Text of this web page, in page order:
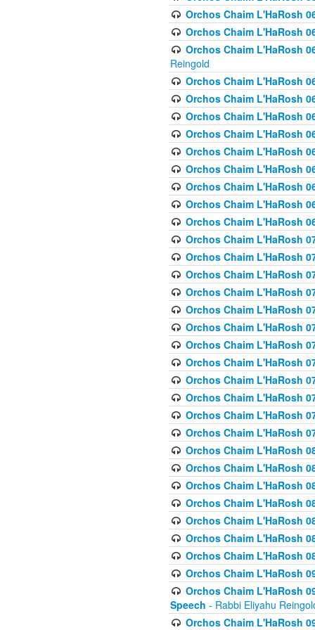
Orchos Chaim L'HaRosh
Orchos Chaim L'HaRosh
Orchos Chaim L'HaRosh
Reingold
Orchos Chaim L'HaRosh
Orchos Chaim L'HaRosh
Orchos Chaim L'HaRosh
Orchos Chaim L'HaRosh
Orchos Chaim L'HaRosh
Orchos Chaim L'HaRosh
Orchos Chaim L'HaRosh
Orchos Chaim L'HaRosh
Orchos Chaim L'HaRosh
Orchos Chaim L'HaRosh
Orchos Chaim L'HaRosh
Orchos Chaim L'HaRosh
Orchos Chaim L'HaRosh
Orchos Chaim L'HaRosh
Orchos Chaim L'HaRosh
Orchos Chaim L'HaRosh
Orchos Chaim L'HaRosh
Orchos Chaim L'HaRosh
Orchos Chaim L'HaRosh
Orchos Chaim L'HaRosh
Orchos Chaim L'HaRosh
Orchos Chaim L'HaRosh
Orchos Chaim L'HaRosh
Orchos Chaim L'HaRosh
Orchos Chaim L'HaRosh
Orchos Chaim L'HaRosh
Orchos Chaim L'HaRosh
Orchos Chaim L'HaRosh
Orchos Chaim L'HaRosh
Orchos Chaim L'HaRosh
Speech - Rabbi Eliyahu
Orchos Chaim L'HaRosh